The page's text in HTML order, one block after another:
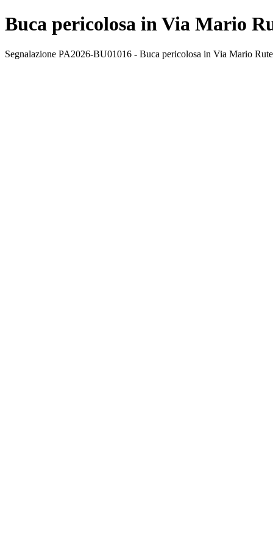
Buca pericolosa in Via Mario
Segnalazione PA2026-BU01016 - Buca pericolosa in Via Mario